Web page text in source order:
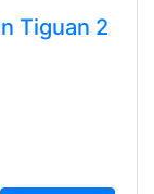
Tiguan 2